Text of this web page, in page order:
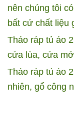
nên chúng tôi
bất cứ chất liệu
Tháo ráp tủ áo
cửa lùa, cửa mở
Tháo ráp tủ áo
nhiên, gổ công